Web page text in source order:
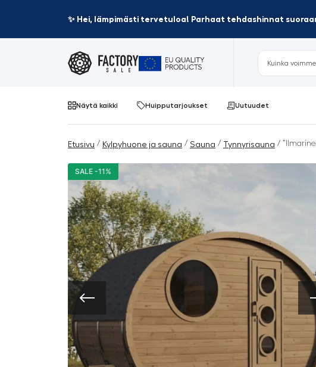
✨ Hei, lämpimästi tervetuloa! Parhaat tehdashinnat
Näytä kaikki Huipputarjoukset Uutuudet
Etusivu / Kylpyhuone ja sauna / Sauna / Tynnyrisauna /
SALE -11%